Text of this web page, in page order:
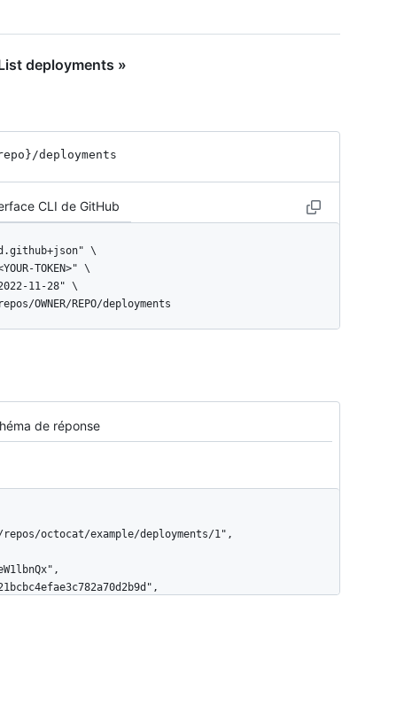
deployments »
/deployments
CLI de GitHub
OWNER/REPO/deployments
de réponse